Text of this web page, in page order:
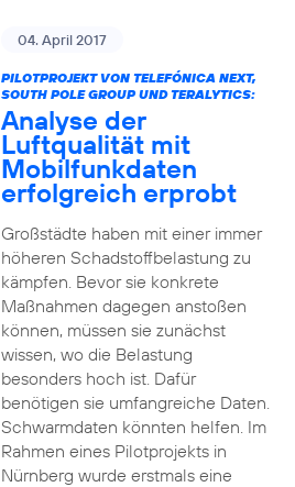
04. April 2017
PILOTPROJEKT VON TELEFÓNICA NEXT,
SOUTH POLE GROUP UND TERALYTICS:
Analyse der
Luftqualität mit
Mobilfunkdaten
erfolgreich erprobt
Großstädte haben mit einer immer
höheren Schadstoffbelastung zu
kämpfen. Bevor sie konkrete
Maßnahmen dagegen anstoßen
können, müssen sie zunächst
wissen, wo die Belastung
besonders hoch ist. Dafür
benötigen sie umfangreiche Daten.
Schwarmdaten könnten helfen. Im
Rahmen eines Pilotprojekts in
Nürnberg wurde erstmals eine